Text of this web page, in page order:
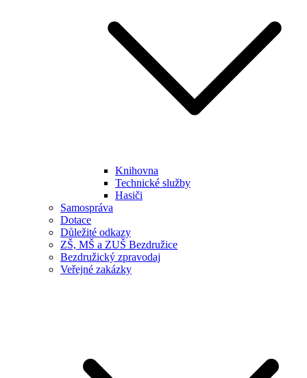
Knihovna
Technické služby
Hasiči
Samospráva
Dotace
Důležité odkazy
ZŠ, MŠ a ZUŠ Bezdružice
Bezdružický zpravodaj
Veřejné zakázky